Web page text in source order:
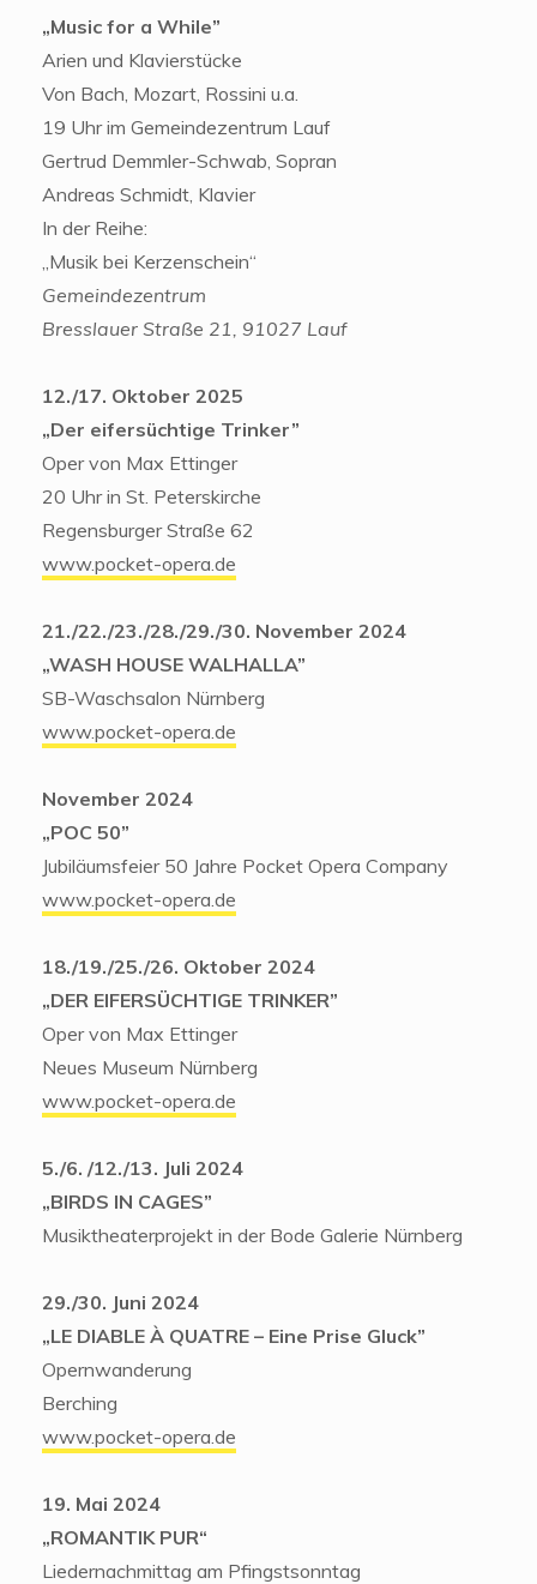
„Music for a While”
Arien und Klavierstücke
Von Bach, Mozart, Rossini u.a.
19 Uhr im Gemeindezentrum Lauf
Gertrud Demmler-Schwab, Sopran
Andreas Schmidt, Klavier
In der Reihe:
„Musik bei Kerzenschein“
Gemeindezentrum
Bresslauer Straße 21, 91027 Lauf
12./17. Oktober 2025
„Der eifersüchtige Trinker”
Oper von Max Ettinger
20 Uhr in St. Peterskirche
Regensburger Straße 62
www.pocket-opera.de
21./22./23./28./29./30. November 2024
„WASH HOUSE WALHALLA”
SB-Waschsalon Nürnberg
www.pocket-opera.de
November 2024
„POC 50”
Jubiläumsfeier 50 Jahre Pocket Opera Company
www.pocket-opera.de
18./19./25./26. Oktober 2024
„DER EIFERSÜCHTIGE TRINKER”
Oper von Max Ettinger
Neues Museum Nürnberg
www.pocket-opera.de
5./6. /12./13. Juli 2024
„BIRDS IN CAGES”
Musiktheaterprojekt in der Bode Galerie Nürnberg
29./30. Juni 2024
„LE DIABLE À QUATRE – Eine Prise Gluck”
Opernwanderung
Berching
www.pocket-opera.de
19. Mai 2024
„ROMANTIK PUR“
Liedernachmittag am Pfingstsonntag